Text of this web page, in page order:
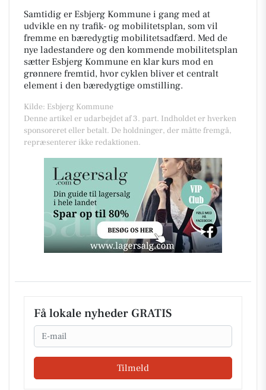
Samtidig er Esbjerg Kommune i gang med at
udvikle en ny trafik- og mobilitetsplan, som vil
fremme en bæredygtig mobilitetsadfærd. Med de
nye ladestandere og den kommende mobilitetsplan
sætter Esbjerg Kommune en klar kurs mod en
grønnere fremtid, hvor cyklen bliver et centralt
element i den bæredygtige omstilling.
Kilde: Esbjerg Kommune
Denne artikel er udarbejdet af 3. part. Indholdet er hverken
sponsoreret eller betalt. De holdninger, der måtte fremgå,
repræsenterer ikke redaktionen.
Få lokale nyheder GRATIS
Email
Tilmeld